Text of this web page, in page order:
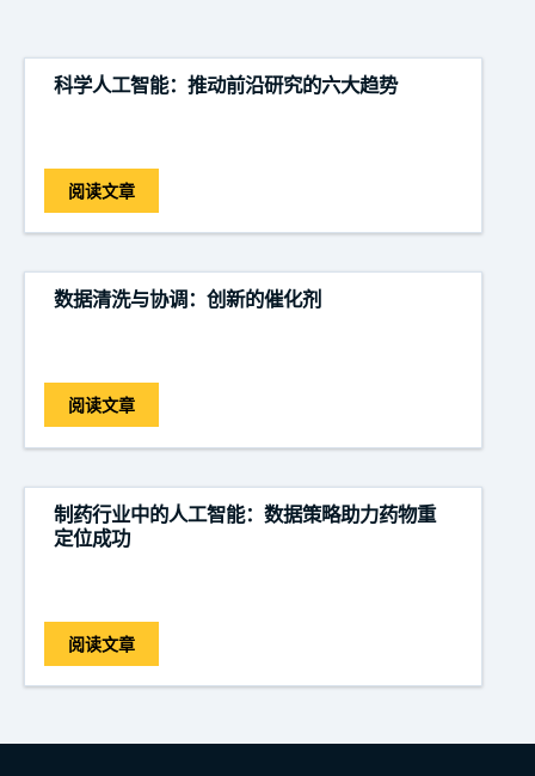
科学人工智能：推动前沿研究的六大趋势
阅读文章
数据清洗与协调：创新的催化剂
阅读文章
制药行业中的人工智能：数据策略助力药物重
定位成功
阅读文章